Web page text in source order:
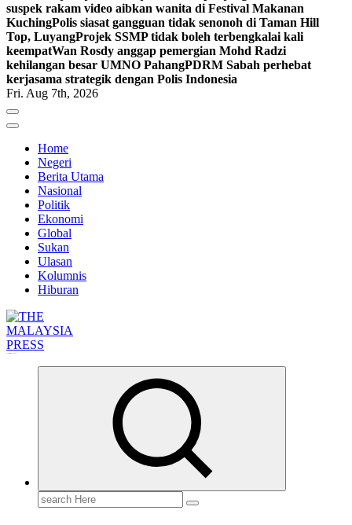
suspek rakam video aibkan wanita di Festival Makanan
KuchingPolis siasat gangguan tidak senonoh di Taman Hill
Top, LuyangProjek SSMP tidak boleh terbengkalai kali
keempatWan Rosdy anggap pemergian Mohd Radzi
kehilangan besar UMNO PahangPDRM Sabah perhebat
kerjasama strategik dengan Polis Indonesia
Fri. Aug 7th, 2026
Home
Negeri
Berita Utama
Nasional
Politik
Ekonomi
Global
Sukan
Ulasan
Kolumnis
Hiburan
Search
for: